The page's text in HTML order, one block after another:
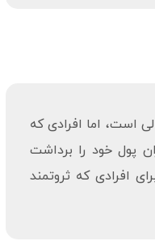
است، اما افرادی که
پول خود را برداشت
افرادی که ثروتمند